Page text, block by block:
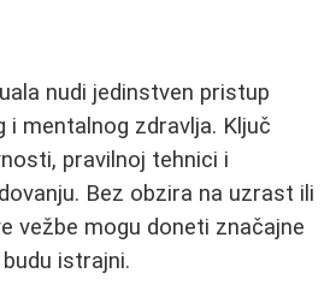
nudi jedinstven pristup
i mentalnog zdravlja. Ključ
pravilnoj tehnici i
Bez obzira na uzrast ili
vežbe mogu doneti značajne
istrajni.